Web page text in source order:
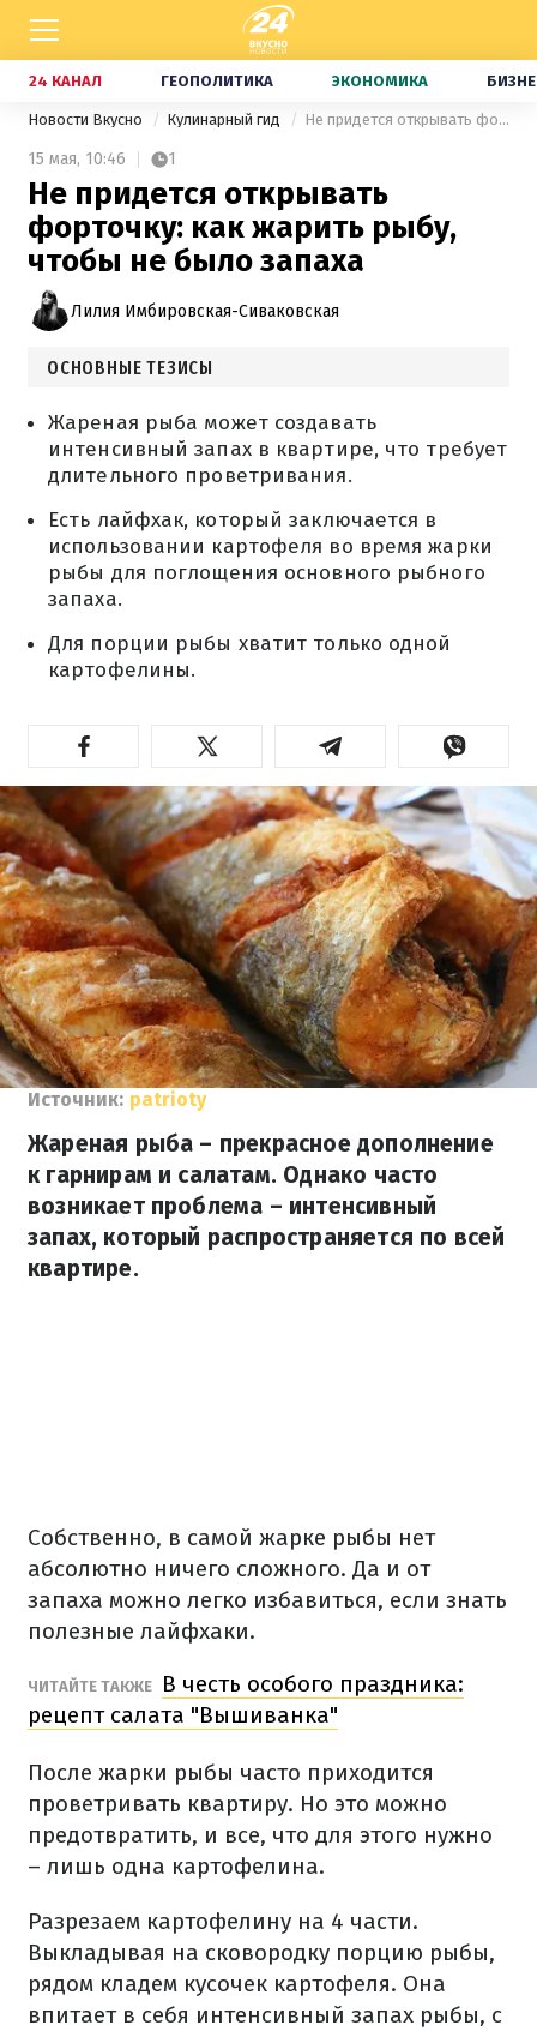
24 КАНАЛ ГЕОПОЛИТИКА ЭКОНОМИКА
Новости Вкусно Кулинарный гид Не придется открывать форточку: как жарить рыбу, чтобы не было запаха
15 мая, 10:46 1
Не придется открывать
форточку: как жарить рыбу,
чтобы не было запаха
Лилия Имбировская-Сиваковская
ОСНОВНЫЕ ТЕЗИСЫ
Жареная рыба может создавать
интенсивный запах в квартире, что требует
длительного проветривания.
Есть лайфхак, который заключается в
использовании картофеля во время жарки
рыбы для поглощения основного рыбного
запаха.
Для порции рыбы хватит только одной
картофелины.
Источник: patrioty
Жареная рыба – прекрасное дополнение
к гарнирам и салатам. Однако часто
возникает проблема – интенсивный
запах, который распространяется по всей
квартире.
Собственно, в самой жарке рыбы нет
абсолютно ничего сложного. Да и от
запаха можно легко избавиться, если знать
полезные лайфхаки.
ЧИТАЙТЕ ТАКЖЕ
В честь особого праздника:
рецепт салата "Вышиванка"
После жарки рыбы часто приходится
проветривать квартиру. Но это можно
предотвратить, и все, что для этого нужно
– лишь одна картофелина.
Разрезаем картофелину на 4 части.
Выкладывая на сковородку порцию рыбы,
рядом кладем кусочек картофеля. Она
впитает в себя интенсивный запах рыбы, с